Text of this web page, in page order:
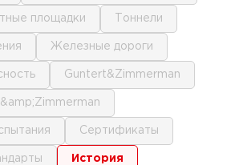
площадки тоннели
железные дороги
Guntert&Zimmerman
сертификаты
история